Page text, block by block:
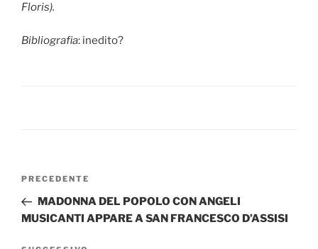
Floris).
Bibliografia: inedito?
Navigazione
Articolo
precedente:
PRECEDENTE
MADONNA DEL POPOLO CON ANGELI
MUSICANTI APPARE A SAN FRANCESCO D’ASSISI